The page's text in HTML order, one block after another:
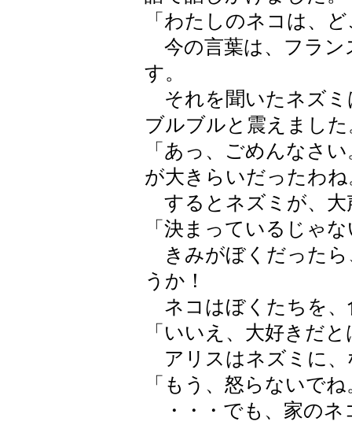
「わたしのネコは、
今の言葉は、フラン
す。
それを聞いたネズミ
ブルブルと震えました
「あっ、ごめんなさ
が大きらいだったわ
するとネズミが、大
「決まっているじゃ
きみがぼくだったら
うか！
ネコはぼくたちを、
「いいえ、大好きだ
アリスはネズミに、
「もう、怒らないでね
・・・でも、家のネ